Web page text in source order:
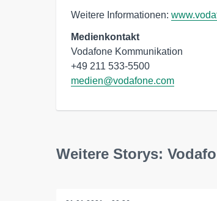
Weitere Informationen:
Medienkontakt
Vodafone Kommunikation
medien@vodafone.com
Weitere Storys: